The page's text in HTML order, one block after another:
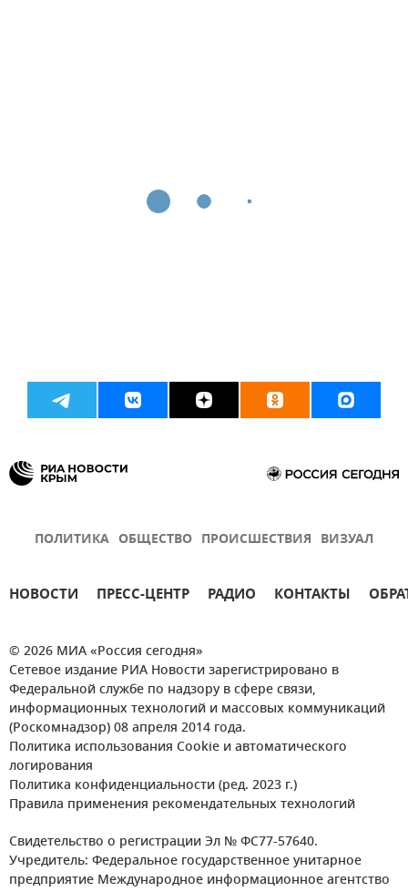
ПОЛИТИКА ОБЩЕСТВО ПРОИСШЕСТВИЯ ВИЗУАЛ
НОВОСТИ ПРЕСС-ЦЕНТР РАДИО КОНТАКТЫ
© 2026 МИА «Россия сегодня»
Сетевое издание РИА Новости зарегистрировано в
Федеральной службе по надзору в сфере связи,
информационных технологий и массовых коммуникаций
(Роскомнадзор) 08 апреля 2014 года.
Политика использования Cookie и автоматического
логирования
Политика конфиденциальности (ред. 2023 г.)
Правила применения рекомендательных технологий
Свидетельство о регистрации Эл № ФС77-57640.
Учредитель: Федеральное государственное унитарное
предприятие Международное информационное агентство